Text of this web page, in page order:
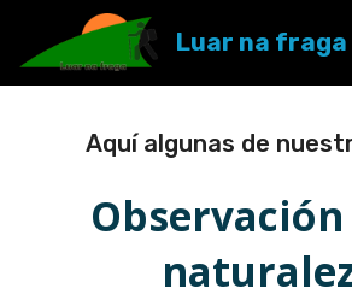
Luar na fraga
Aquí algunas de
Observación